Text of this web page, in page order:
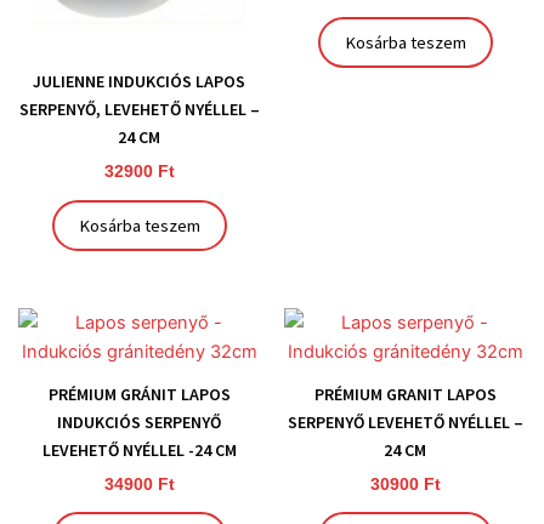
JULIENNE INDUKCIÓS LAPOS
SERPENYŐ, LEVEHETŐ NYÉLLEL –
24 CM
32900 Ft
Kosárba teszem
Kosárba teszem
PRÉMIUM GRÁNIT LAPOS
INDUKCIÓS SERPENYŐ
LEVEHETŐ NYÉLLEL -24 CM
34900 Ft
PRÉMIUM GRANIT LAPOS
SERPENYŐ LEVEHETŐ NYÉLLEL –
24 CM
30900 Ft